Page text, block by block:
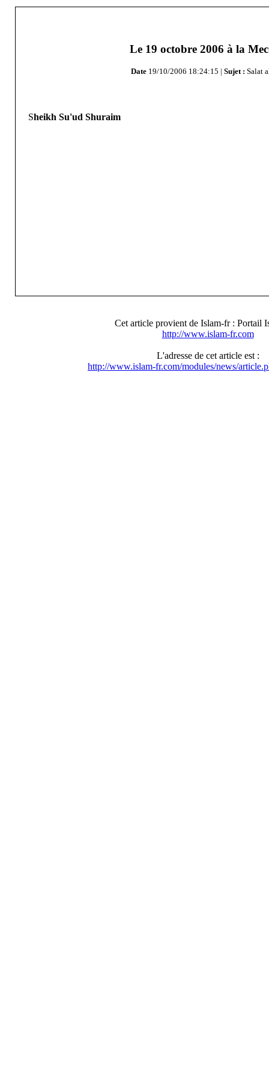
Le 19 octobre 2006 à la
Date19/10/2006 18:24:15 | Sujet : Salat
Sheikh Su'ud Shuraim
Cet article provient de Islam-fr : Portail
http://www.islam-fr.com
L'adresse de cet article est :
http://www.islam-fr.com/modules/news/